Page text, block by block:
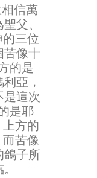
信萬
父、
三位
苦像十
的是
亞，
這次
是耶
方的
苦像
鴿子所